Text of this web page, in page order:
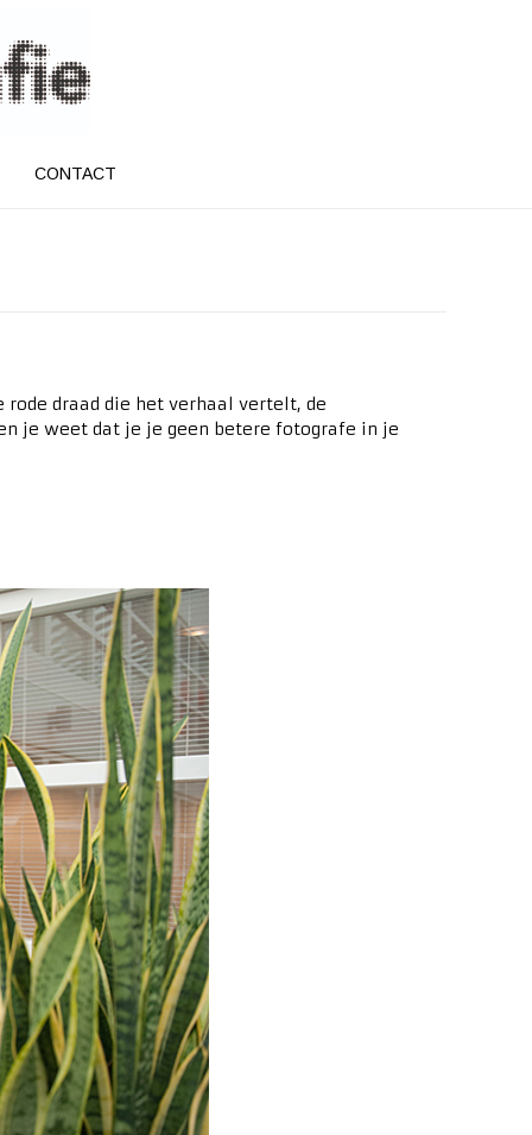
CONTACT
draad die het verhaal vertelt, de
je weet dat je je geen betere fotografe in je